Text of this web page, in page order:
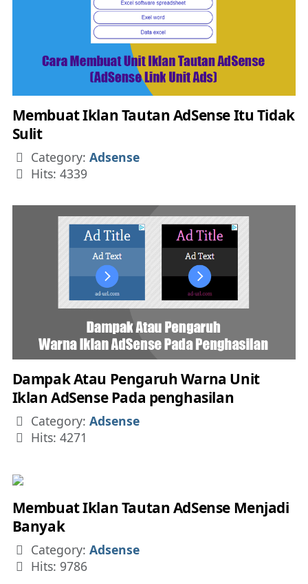
Membuat Iklan Tautan AdSense Itu Tidak
Sulit
Details
Category: Adsense
Hits: 4339
Dampak Atau Pengaruh Warna Unit
Iklan AdSense Pada penghasilan
Details
Category: Adsense
Hits: 4271
Membuat Iklan Tautan AdSense Menjadi
Banyak
Details
Category: Adsense
Hits: 9786